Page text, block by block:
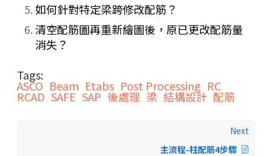
如何針對特定梁跨修改配筋？
清空配筋圖再重新繪圖後，原已更改配筋量
消失？
Tags:
ASCO Beam Etabs Post Processing RC
RCAD SAFE SAP 後處理 梁 結構設計 配筋
Next
主流程-柱配筋4步驟